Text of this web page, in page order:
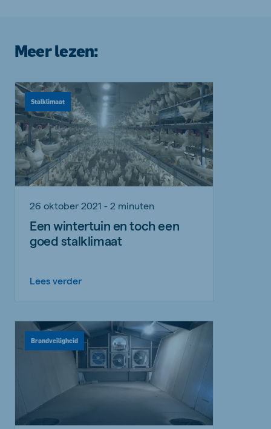
Meer lezen:
Stalklimaat
26 oktober 2021 - 2 minuten
Een wintertuin en toch een
goed stalklimaat
Lees verder
Brandveiligheid